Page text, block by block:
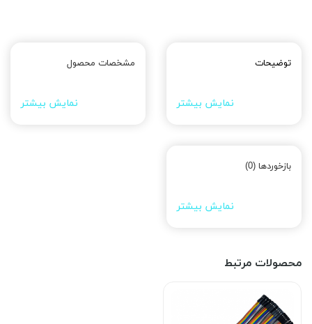
توضیحات
نمایش بیشتر
مشخصات محصول
نمایش بیشتر
بازخوردها (0)
نمایش بیشتر
محصولات مرتبط